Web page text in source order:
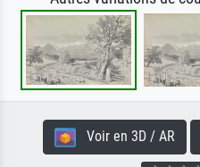
Voir en 3D / AR